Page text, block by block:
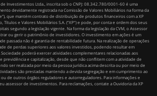
Investimentos Ltda., inscrita sob o CNPJ: 08.342.780/0001-60 é uma
devidamente registrada na Comissão de Valores Mobiliários na forma da
que mantém contrato de distribuição de produtos financeiros com a XP
Títulos e Valores Mobiliários S.A. (“XP”) e pode, por conta e ordem dos seus
segundo a legislação vigente. Na forma da legislação da CVM, o Assessor
ou gerir o patrimônio de investidores. O investimento em ações é um
passada não é garantia de rentabilidade futura. Na realização de operações
de perdas superiores aos valores investidos, podendo resultar em
poderá exercer atividades complementares relacionadas aos
previdência e capitalização, desde que não conflitem com a atividade de
ser realizada por meio da pessoa jurídica acima descrita ou por meio de
são prestadas mantendo a devida segregação e em cumprimento ao
de outros órgãos reguladores e autorreguladores. Para informações e
assessor de investimentos. Para reclamações, contate a Ouvidoria da XP